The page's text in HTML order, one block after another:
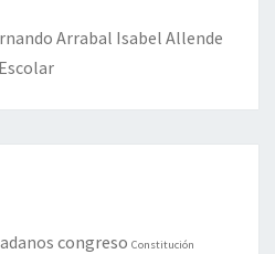
Arrabal Isabel Allende
congreso Constitución